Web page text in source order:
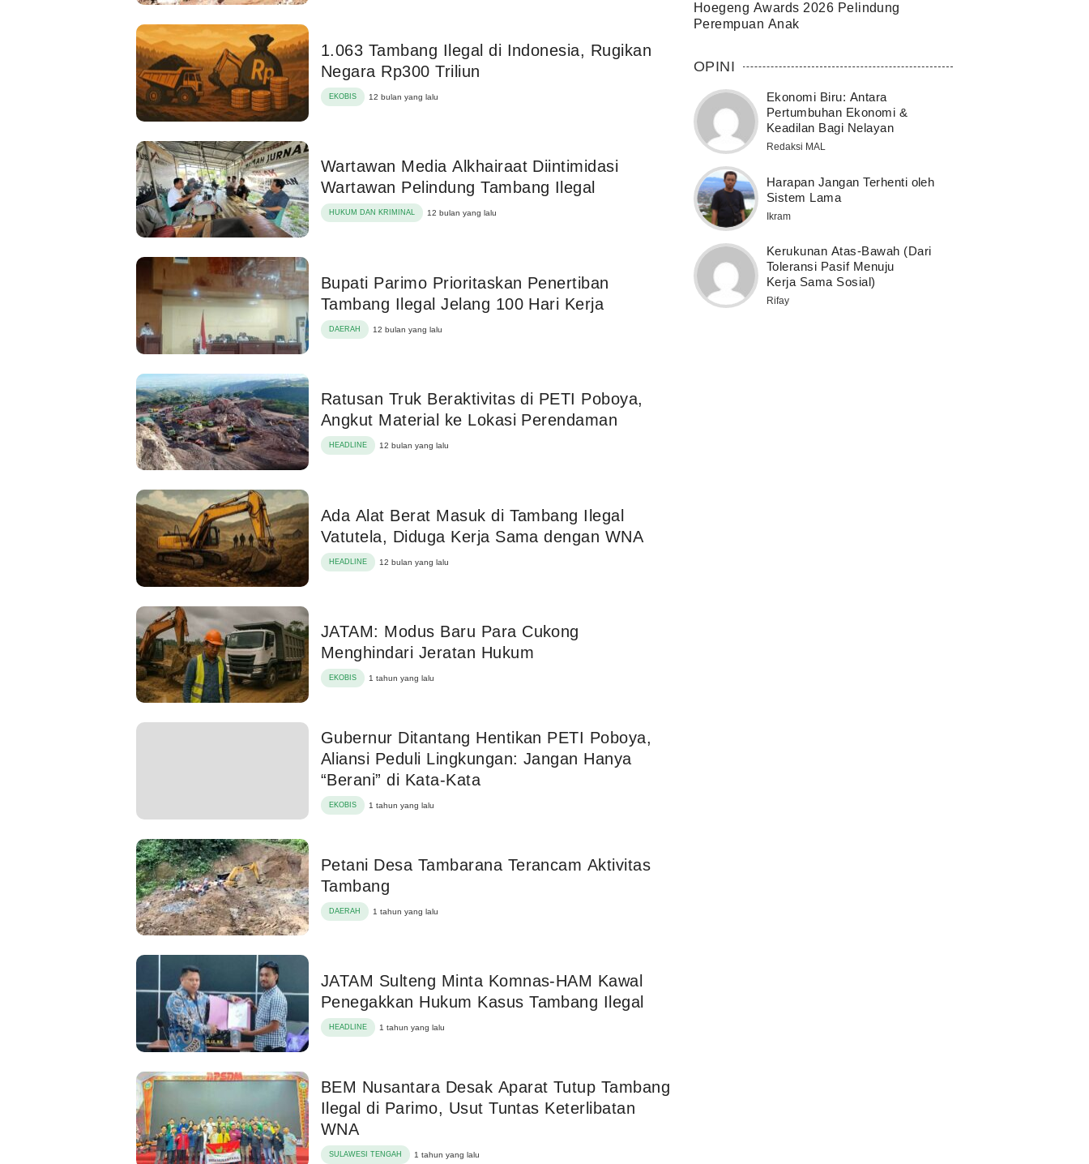
1.063 Tambang Ilegal di Indonesia, Rugikan
Negara Rp300 Triliun
EKOBIS 12 bulan yang lalu
Wartawan Media Alkhairaat Diintimidasi
Wartawan Pelindung Tambang Ilegal
HUKUM DAN KRIMINAL 12 bulan yang lalu
Bupati Parimo Prioritaskan Penertiban
Tambang Ilegal Jelang 100 Hari Kerja
DAERAH 12 bulan yang lalu
Ratusan Truk Beraktivitas di PETI Poboya,
Angkut Material ke Lokasi Perendaman
HEADLINE 12 bulan yang lalu
Ada Alat Berat Masuk di Tambang Ilegal
Vatutela, Diduga Kerja Sama dengan WNA
HEADLINE 12 bulan yang lalu
JATAM: Modus Baru Para Cukong
Menghindari Jeratan Hukum
EKOBIS 1 tahun yang lalu
Gubernur Ditantang Hentikan PETI Poboya,
Aliansi Peduli Lingkungan: Jangan Hanya
“Berani” di Kata-Kata
EKOBIS 1 tahun yang lalu
Petani Desa Tambarana Terancam Aktivitas
Tambang
DAERAH 1 tahun yang lalu
JATAM Sulteng Minta Komnas-HAM Kawal
Penegakkan Hukum Kasus Tambang Ilegal
HEADLINE 1 tahun yang lalu
BEM Nusantara Desak Aparat Tutup Tambang
Ilegal di Parimo, Usut Tuntas Keterlibatan
WNA
SULAWESI TENGAH 1 tahun yang lalu
Hoegeng Awards 2026 Pelindung
Perempuan Anak
OPINI
Ekonomi Biru: Antara
Pertumbuhan Ekonomi &
Keadilan Bagi Nelayan
Redaksi MAL
Harapan Jangan Terhenti oleh
Sistem Lama
Ikram
Kerukunan Atas-Bawah (Dari
Toleransi Pasif Menuju
Kerja Sama Sosial)
Rifay